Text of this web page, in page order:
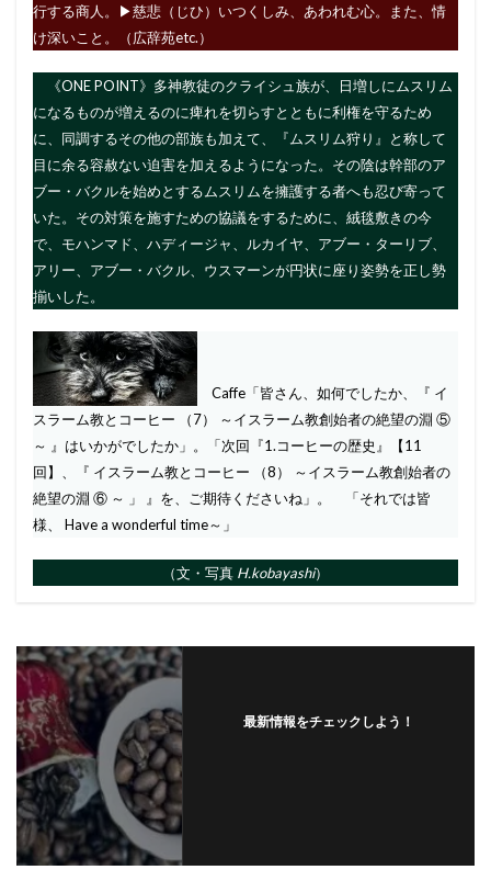
行する商人。▶︎慈悲（じひ）いつくしみ、あわれむ心。また、情
け深いこと。（広辞苑etc.）
《ONE POINT》多神教徒のクライシュ族が、日増しにムスリム
になるものが増えるのに痺れを切らすとともに利権を守るため
に、同調するその他の部族も加えて、『ムスリム狩り』と称して
目に余る容赦ない迫害を加えるようになった。その陰は幹部のア
ブー・バクルを始めとするムスリムを擁護する者へも忍び寄って
いた。その対策を施すための協議をするために、絨毯敷きの今
で、モハンマド、ハディージャ、ルカイヤ、アブー・ターリブ、
アリー、アブー・バクル、ウスマーンが円状に座り姿勢を正し勢
揃いした。
Caffe「皆さん、如何でしたか、『 イ
スラーム教とコーヒー （7） ～イスラーム教創始者の絶望の淵 ⑤
～ 』はいかがでしたか」。「次回『1.コーヒーの歴史』【11
回】、『 イスラーム教とコーヒー （8） ～イスラーム教創始者の
絶望の淵 ⑥ ～ 」 』を、ご期待くださいね」。 「それでは皆
様、 Have a wonderful time～」
（文・写真 H.kobayashi）
最新情報をチェックしよう！